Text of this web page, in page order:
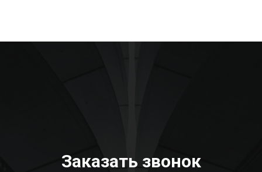
Заказать звонок